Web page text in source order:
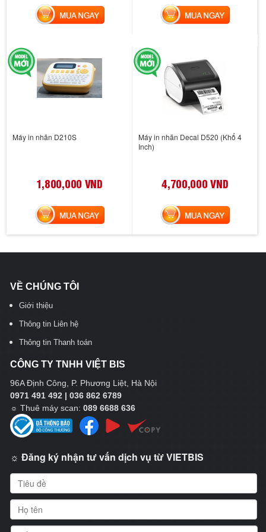
MUA NGAY MUA NGAY
Máy in nhãn D210S
1,800,000 VND
MUA NGAY
Máy in nhãn Decal D520 (Khổ 4
Inch)
4,700,000 VND
MUA NGAY
VỀ CHÚNG TÔI
Giới thiệu
Thông tin Liên hệ
Thông tin Thanh toán
CÔNG TY TNHH VIỆT BIS
96A Định Công, P. Phương Liệt, Hà Nội
0971 491 492 | 036 862 6789
☼ Thuê máy scan: 089 6688 636
☼ Đăng ký nhận tư vấn dịch vụ từ VIETBIS